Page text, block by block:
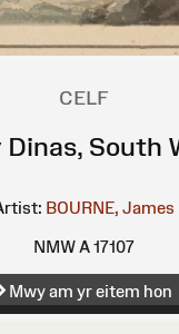
CELF
Dinas, South
BOURNE, James
NMW A 17107
Mwy am yr eitem hon